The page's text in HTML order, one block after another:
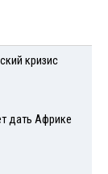
кризис
дать Африке